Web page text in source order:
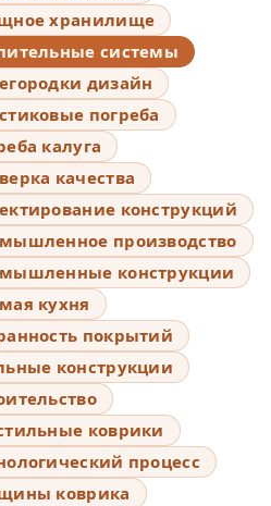
хранилище
системы
дизайн
погреба
калуга
качества
конструкций
производство
конструкции
кухня
покрытий
конструкции
коврики
процесс
коврика